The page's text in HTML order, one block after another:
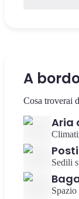
A
Cosa troverai
Aria
Sedili